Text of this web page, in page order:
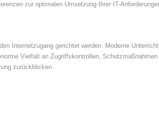
zur optimalen Umsetzung Ihrer IT-
Internetzugang gerichtet werden. Moderne
Vielfalt an Zugriffskontrollen,
zurückblicken.